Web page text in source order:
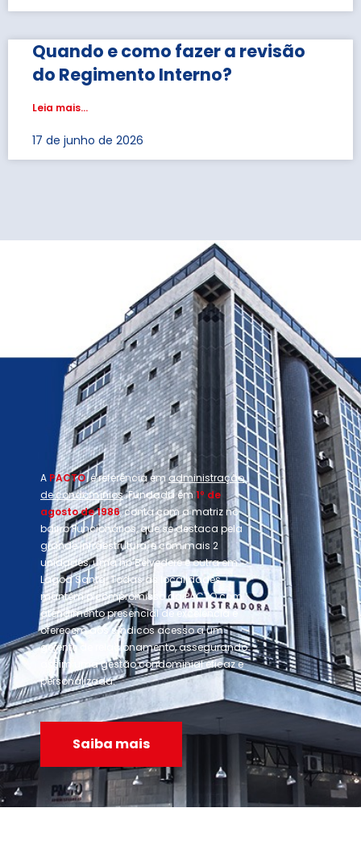
Quando e como fazer a revisão
do Regimento Interno?
Leia mais...
17 de junho de 2026
A PACTOé referência emadministração
de condomínios. Fundada em1º de
agosto de 1986, conta com a matriz no
bairro Funcionários, que se destaca pela
grande infraestrutura, e com mais 2
unidades, uma no Belvedere e outra em
Lagoa Santa. Todas as localidades
mantêm o compromisso da PACTO com
atendimento presencial de excelência e
oferecem aos síndicos acesso a um
gerente de relacionamento, assegurando
assim uma gestão condominial eficaz e
personalizada.
Saiba mais